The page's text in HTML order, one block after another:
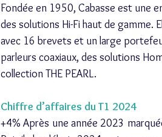
Fondée en 1950, Cabasse est une
des solutions Hi-Fi haut de gamme.
avec 16 brevets et un large
parleurs coaxiaux, des solutions
collection THE PEARL.
Chiffre d’affaires du T1 2024
+4% Après une année 2023